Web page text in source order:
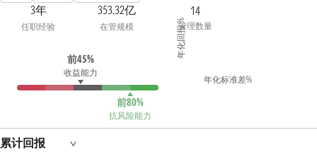
3年
任职经验
353.32亿
在管规模
14
管理数量
前45%
收益能力
前80%
抗风险能力
年化回报 %
年化标准差%
累计回报